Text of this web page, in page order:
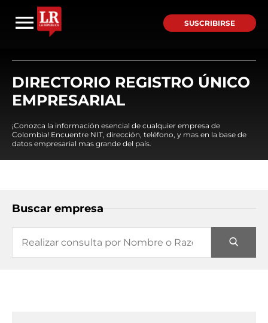
SUSCRIBIRSE
DIRECTORIO REGISTRO ÚNICO
EMPRESARIAL
¡Conozca la información esencial de cualquier empresa de
Colombia! Encuentre NIT, dirección, teléfono, y mas en la base de
datos empresarial mas grande del país.
Buscar empresa